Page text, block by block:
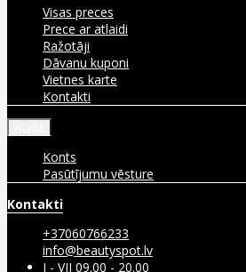
Visas preces
Prece ar atlaidi
Ražotāji
Dāvanu kuponi
Vietnes karte
Kontakti
Konts
Pasūtījumu vēsture
Kontakti
+37060766233
info@beautyspot.lv
I - VII 09.00 - 20.00